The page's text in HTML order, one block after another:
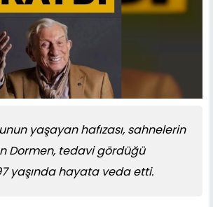
yaşayan hafızası, sahnelerin
Dormen, tedavi gördüğü
yaşında hayata veda etti.